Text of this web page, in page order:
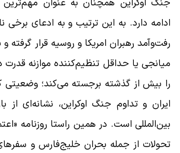
جنگ اوکراین همچنان به عنوان مهم‌ترین
ادامه دارد. به این ترتیب و به ادعای برخی
رفت‌وآمد رهبران امریکا و روسیه قرار
میانجی یا حداقل تنظیم‌کننده موازنه
را بیش از گذشته برجسته می‌کند؛ وضعیتی
ایران و تداوم جنگ اوکراین، نشانه‌ای از
بین‌المللی است. در همین راستا روزنامه
تحولات از جمله بحران خلیج‌فارس و